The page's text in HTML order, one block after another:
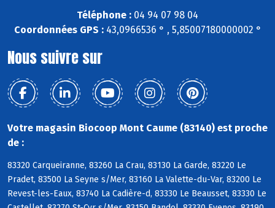
Téléphone : 04 94 07 98 04
Coordonnées GPS :43,0966536 ° , 5,85007180000002 °
Nous suivre sur
Votre magasin Biocoop Mont Caume (83140) est proche
de :
83320 Carqueiranne, 83260 La Crau, 83130 La Garde, 83220 Le
Pradet, 83500 La Seyne s/Mer, 83160 La Valette-du-Var, 83200 Le
Revest-les-Eaux, 83740 La Cadière-d, 83330 Le Beausset, 83330 Le